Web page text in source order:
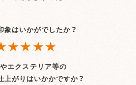
象はいかがでしたか？
エクステリア等の
上がりはいかかですか？